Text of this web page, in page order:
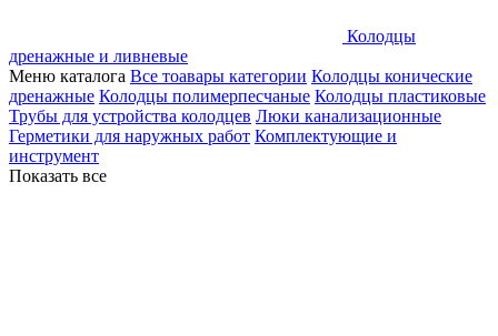
Колодцы
дренажные и ливневые
Меню каталога Все тоавары категории Колодцы конические
дренажные Колодцы полимерпесчаные Колодцы пластиковые
Трубы для устройства колодцев Люки канализационные
Герметики для наружных работ Комплектующие и
инструмент
Показать все